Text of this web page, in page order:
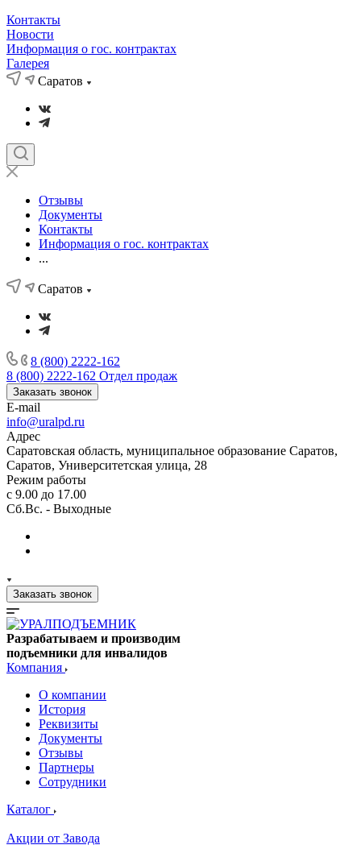
Контакты
Новости
Информация о гос. контрактах
Галерея
Саратов
Отзывы
Документы
Контакты
Информация о гос. контрактах
...
Саратов
8 (800) 2222-162
8 (800) 2222-162 Отдел продаж
Заказать звонок
E-mail
info@uralpd.ru
Адрес
Саратовская область, муниципальное образование Саратов,
Саратов, Университетская улица, 28
Режим работы
с 9.00 до 17.00
Сб.Вс. - Выходные
Заказать звонок
Разрабатываем и производим
подъемники для инвалидов
Компания
О компании
История
Реквизиты
Документы
Отзывы
Партнеры
Сотрудники
Каталог
Акции от Завода